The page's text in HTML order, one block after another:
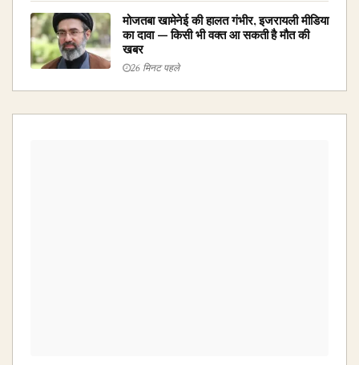
मोजतबा खामेनेई की हालत गंभीर, इजरायली मीडिया
का दावा — किसी भी वक्त आ सकती है मौत की
खबर
26 मिनट पहले